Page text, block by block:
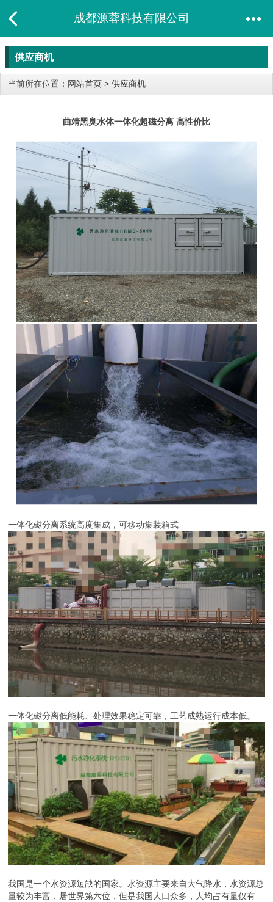
成都源蓉科技有限公司
供应商机
当前所在位置： 网站首页 > 供应商机
曲靖黑臭水体一体化超磁分离 高性价比
一体化磁分离系统高度集成，可移动集装箱式
一体化磁分离低能耗、处理效果稳定可靠，工艺成熟运行成本低。
我国是一个水资源短缺的国家。水资源主要来自大气降水，水资源总
量较为丰富，居世界第六位，但是我国人口众多，人均占有量仅有